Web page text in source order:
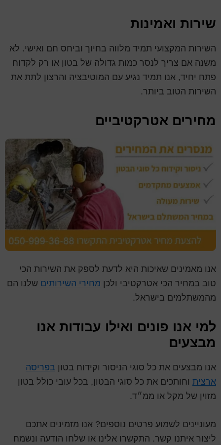
שירות ואמינות
השירות המקצועי תמיד מלווה בחיוך וביחס חם ואישי. לא
משנה אם צריך לנסר כמות גדולה של בטון או רק לקדוח
פתח יחיד, אנו תמיד נגיע עם המוטיבציה והרצון לתת את
השירות הטוב ביותר.
מחירים אטרקטיביים
אנו מאמינים שאיכות היא לדעת לספק את השירות הכי
טוב במחיר הכי אטרקטיבי ולכן מחירי השירותים שלנו הם
מהמשתלמים בישראל.
למי אנו פונים ואילו עבודות אנו
מבצעים
אנו מבצעים את כל סוגי הניסור וקידוח בטון בפריסה
ארצית וחותכים את כל סוגי הבטון, בכל עובי כולל בטון
מזוין של מקל או ממ״ד.
מעוניינים לשמוע פרטים נוספים? אנו מזמינים אתכם
ליצור איתנו קשר. התקשרו אלינו או שלחו הודעה ונשמח